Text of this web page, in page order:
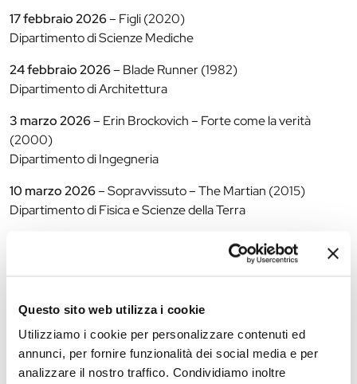
Questo sito web utilizza i cookie
Utilizziamo i cookie per personalizzare contenuti ed
annunci, per fornire funzionalità dei social media e per
analizzare il nostro traffico. Condividiamo inoltre
17 febbraio 2026– Figli (2020)
Dipartimento di Scienze Mediche
24 febbraio 2026– Blade Runner (1982)
Dipartimento di Architettura
3 marzo 2026– Erin Brockovich – Forte come la verità
(2000)
Dipartimento di Ingegneria
10 marzo 2026– Sopravvissuto – The Martian (2015)
Dipartimento di Fisica e Scienze della Terra
– L’uomo che vide l’infinito (2015)
Dipartimento di Matematica e Informatica
Dipartimento di Studi Umanistici
31 marzo 2026– La grande scommessa (2015)
Dipartimento di Economia e Management